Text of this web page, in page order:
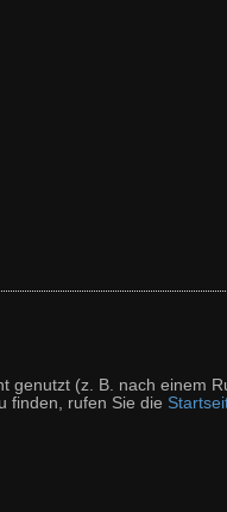
(z. B. nach einem
finden, rufen Sie die